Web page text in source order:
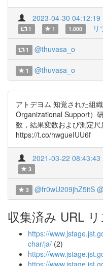
2023-04-30 04:12:19
1 1 1.000
1 @thuvasa_o
1 @thuvasa_o
アトデヨム 知覚された組
Organizational Support）
数，結果変数および測定
https://t.co/hwgueIUU6f
2021-03-22 08:43:43
3
3 @fr0wU209jhZ5itS
収集済み URL リ
https://
char/ja/ (2)
https://
https://